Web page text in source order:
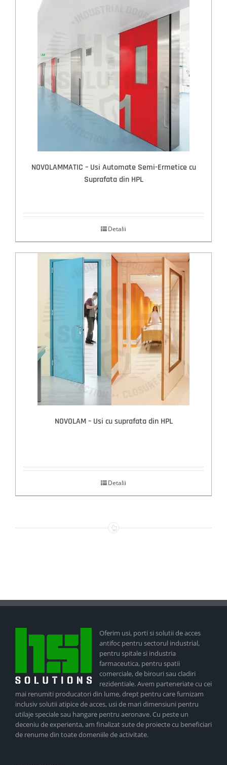
NOVOLAMMATIC – Usi Automate Semi-Ermetice cu
Suprafata din HPL
Detalii
NOVOLAM – Usi cu suprafata din HPL
Detalii
Oferim usi, porti si solutii de acces
antifoc pentru sectorul industrial,
pentru spitale si industria
farmaceutica, pentru spatii
comerciale, de birouri sau cladiri
rezidentiale. Avem parteneriate cu cei
mai renumiti producatori din lume, drept pentru care furnizam
inclusiv solutii atipice de acces, usi de mari dimensiuni pentru
utilaje speciale sau hangare pentru aeronave. Cu peste un
deceniu de experienta, am finalizat sute de proiecte cu beneficiari
de renume din toate domeniile de activitate.